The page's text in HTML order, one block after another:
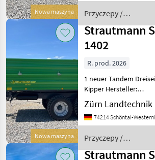
Nowa maszyna
Erfassungsn
Przyczepy /
Strautmann
Nowa maszyna
Strautmann
1402
R. prod. 2026
1 neuer Tandem
Kipper Hersteller:
Strautmann Modell: STK
102 Baujahr: 2026 zul.
Gesamtgewicht:
Seriennummer:
W09148534T
Zürn Landtechnik
74214 Schöntal-
Przyczepy /
Strautmann
Strautmann